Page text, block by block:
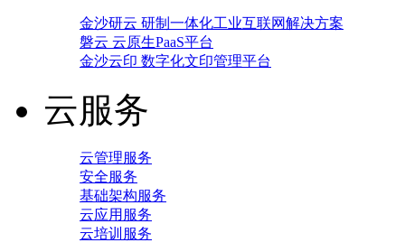
金沙研云 研制一体化工业互联网解决方案
磐云 云原生PaaS平台
金沙云印 数字化文印管理平台
云服务
云管理服务
安全服务
基础架构服务
云应用服务
云培训服务